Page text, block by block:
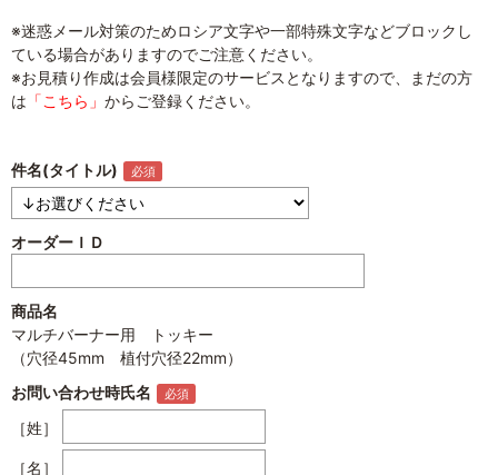
※迷惑メール対策のためロシア文字や一部特殊文字などブロックし
ている場合がありますのでご注意ください。
※お見積り作成は会員様限定のサービスとなりますので、まだの方
は 「こちら」 からご登録ください。
件名(タイトル)
オーダーＩＤ
商品名
マルチバーナー用 トッキー
（穴径45mm 植付穴径22mm）
お問い合わせ時氏名
［姓］
［名］